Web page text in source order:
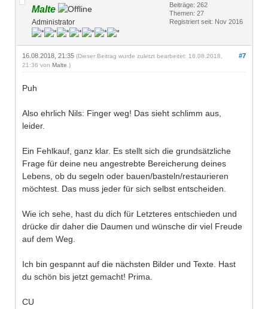
Malte
Administrator
Beiträge: 262
Themen: 27
Registriert seit: Nov 2016
#7
16.08.2018, 21:35 (Dieser Beitrag wurde zuletzt bearbeitet: 16.08.2018,
21:36 von Malte .)
Puh
Also ehrlich Nils: Finger weg! Das sieht schlimm aus,
leider.
Ein Fehlkauf, ganz klar. Es stellt sich die grundsätzliche
Frage für deine neu angestrebte Bereicherung deines
Lebens, ob du segeln oder bauen/basteln/restaurieren
möchtest. Das muss jeder für sich selbst entscheiden.
Wie ich sehe, hast du dich für Letzteres entschieden und
drücke dir daher die Daumen und wünsche dir viel Freude
auf dem Weg.
Ich bin gespannt auf die nächsten Bilder und Texte. Hast
du schön bis jetzt gemacht! Prima.
CU